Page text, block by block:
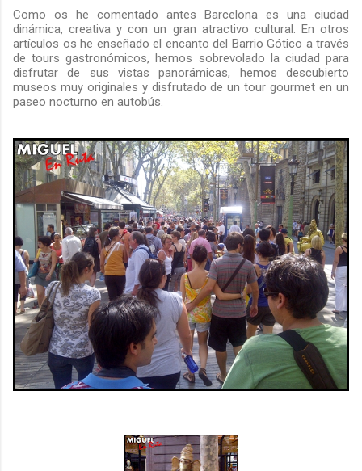
Como os he comentado antes Barcelona es una ciudad
dinámica, creativa y con un gran atractivo cultural. En otros
artículos os he enseñado el encanto del Barrio Gótico a través
de tours gastronómicos, hemos sobrevolado la ciudad para
disfrutar de sus vistas panorámicas, hemos descubierto
museos muy originales y disfrutado de un tour gourmet en un
paseo nocturno en autobús.